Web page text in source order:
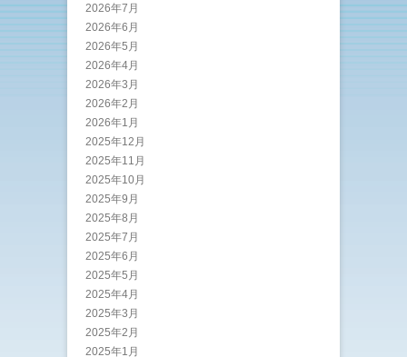
2026年7月
2026年6月
2026年5月
2026年4月
2026年3月
2026年2月
2026年1月
2025年12月
2025年11月
2025年10月
2025年9月
2025年8月
2025年7月
2025年6月
2025年5月
2025年4月
2025年3月
2025年2月
2025年1月